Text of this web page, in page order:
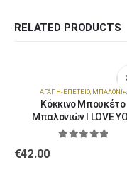
RELATED PRODUCTS
ΑΓΆΠΗ-ΕΠΈΤΕΙΟ, ΜΠΑΛΌΝΙΑ
Κόκκινο Μπουκέτο
Μπαλονιών I LOVE
€42.00